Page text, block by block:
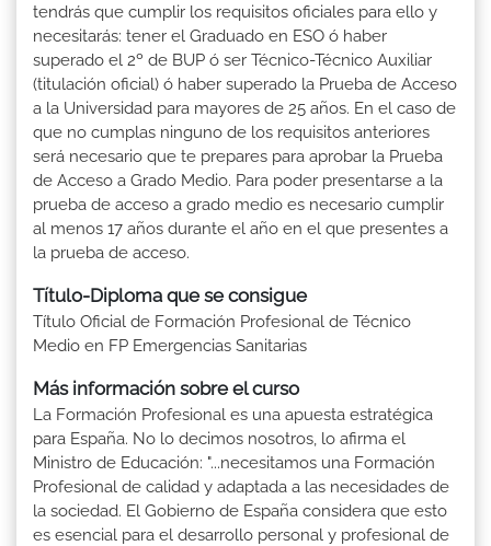
tendrás que cumplir los requisitos oficiales para ello y
necesitarás: tener el Graduado en ESO ó haber
superado el 2º de BUP ó ser Técnico-Técnico Auxiliar
(titulación oficial) ó haber superado la Prueba de Acceso
a la Universidad para mayores de 25 años. En el caso de
que no cumplas ninguno de los requisitos anteriores
será necesario que te prepares para aprobar la Prueba
de Acceso a Grado Medio. Para poder presentarse a la
prueba de acceso a grado medio es necesario cumplir
al menos 17 años durante el año en el que presentes a
la prueba de acceso.
Título-Diploma que se consigue
Título Oficial de Formación Profesional de Técnico
Medio en FP Emergencias Sanitarias
Más información sobre el curso
La Formación Profesional es una apuesta estratégica
para España. No lo decimos nosotros, lo afirma el
Ministro de Educación: "...necesitamos una Formación
Profesional de calidad y adaptada a las necesidades de
la sociedad. El Gobierno de España considera que esto
es esencial para el desarrollo personal y profesional de